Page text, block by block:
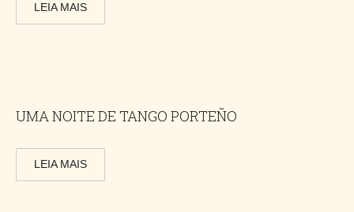
LEIA MAIS
UMA NOITE DE TANGO PORTEÑO
LEIA MAIS